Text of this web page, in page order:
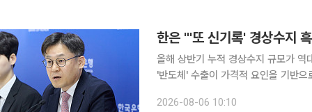
한은 "'또 신기록' 경상수지
올해 상반기 누적 경상수지 규모가
'반도체' 수출이 가격적 요인을 기반
것으로 내다봤다. 김영환 한
2026-08-06 10:10